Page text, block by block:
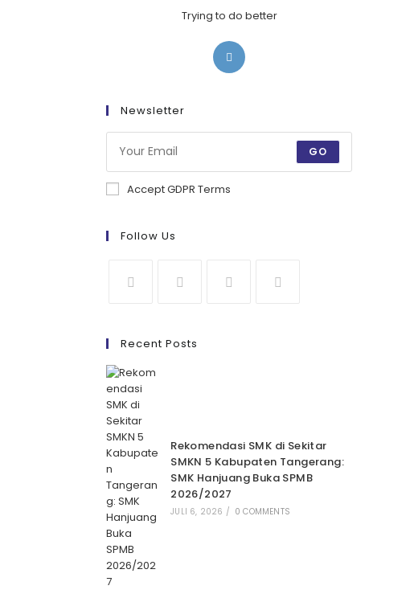
Trying to do better
Newsletter
GO
Accept GDPR Terms
Follow Us
Recent Posts
Rekomendasi SMK di Sekitar
SMKN 5 Kabupaten Tangerang:
SMK Hanjuang Buka SPMB
2026/2027
JULI 6, 2026 / 0 COMMENTS